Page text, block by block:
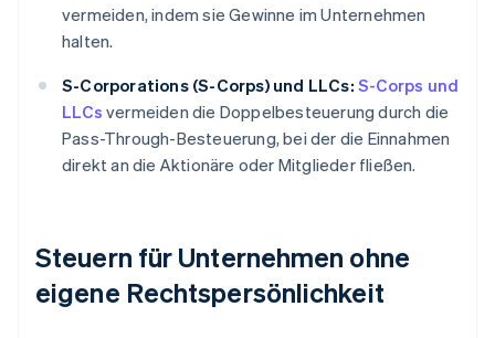
vermeiden, indem sie Gewinne im Unternehmen
halten.
S-Corporations (S-Corps) und LLCs: S-Corps und
LLCs vermeiden die Doppelbesteuerung durch die
Pass-Through-Besteuerung, bei der die Einnahmen
direkt an die Aktionäre oder Mitglieder fließen.
Steuern für Unternehmen ohne
eigene Rechtspersönlichkeit